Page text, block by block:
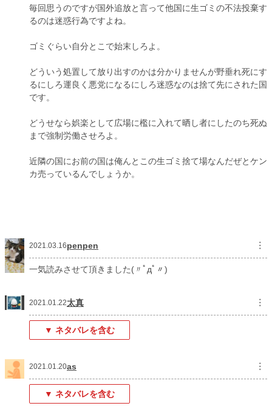
毎回思うのですが国外追放と言って他国に生ゴミの不法投棄す
るのは迷惑行為ですよね。
ゴミぐらい自分とこで始末しろよ。
どういう処置して放り出すのかは分かりませんが野垂れ死にす
るにしろ運良く悪党になるにしろ迷惑なのは捨て先にされた国
です。
どうせなら娯楽として広場に檻に入れて晒し者にしたのち死ぬ
まで強制労働させろよ。
近隣の国にお前の国は俺んとこの生ゴミ捨て場なんだぜとケン
カ売っているんでしょうか。
2021.03.16penpen ︙
一気読みさせて頂きました(〃ﾟдﾟ〃)
2021.01.22太真 ︙
▼ ネタバレを含む
2021.01.20as ︙
▼ ネタバレを含む